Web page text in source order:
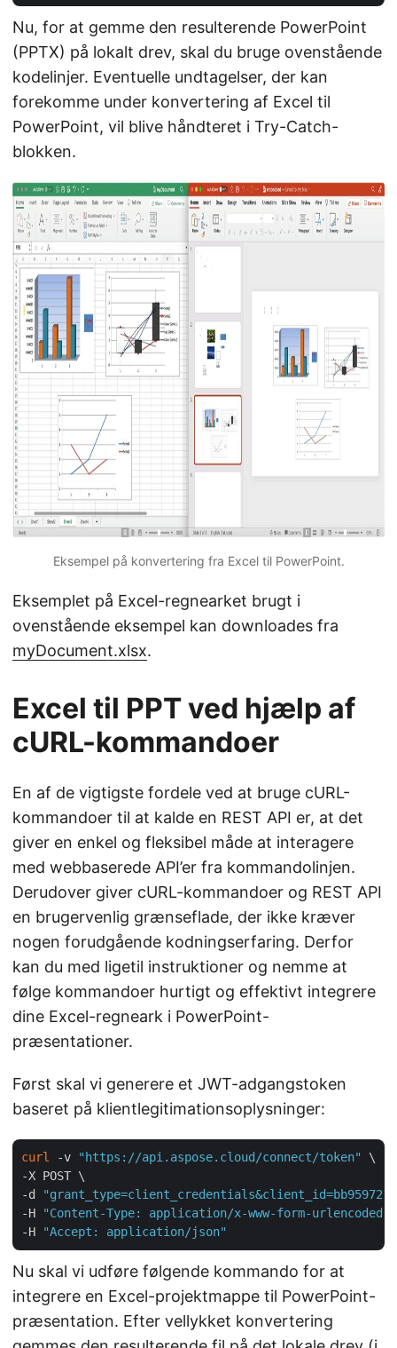
Nu, for at gemme den resulterende PowerPoint
(PPTX) på lokalt drev, skal du bruge ovenstående
kodelinjer. Eventuelle undtagelser, der kan
forekomme under konvertering af Excel til
PowerPoint, vil blive håndteret i Try-Catch-
blokken.
Eksempel på konvertering fra Excel til PowerPoint.
Eksemplet på Excel-regnearket brugt i
ovenstående eksempel kan downloades fra
myDocument.xlsx.
Excel til PPT ved hjælp af
cURL-kommandoer
En af de vigtigste fordele ved at bruge cURL-
kommandoer til at kalde en REST API er, at det
giver en enkel og fleksibel måde at interagere
med webbaserede API’er fra kommandolinjen.
Derudover giver cURL-kommandoer og REST API
en brugervenlig grænseflade, der ikke kræver
nogen forudgående kodningserfaring. Derfor
kan du med ligetil instruktioner og nemme at
følge kommandoer hurtigt og effektivt integrere
dine Excel-regneark i PowerPoint-
præsentationer.
Først skal vi generere et JWT-adgangstoken
baseret på klientlegitimationsoplysninger:
curl -v "https://api.aspose.cloud/connect/token"
\
-X POST \
-d
"grant_type=client_credentials&client_id=bb959721-
-H
"Content-Type: application/x-www-form-urlencoded"
-H
"Accept: application/json"
Nu skal vi udføre følgende kommando for at
integrere en Excel-projektmappe til PowerPoint-
præsentation. Efter vellykket konvertering